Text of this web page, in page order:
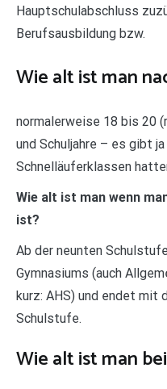
Hauptschulabschluss
Berufsausbildung bzw.
Wie alt ist man
normalerweise 18 bis 20
und Schuljahre – es gibt
Schnelläuferklassen
Wie alt ist man wenn
ist?
Ab der neunten
Gymnasiums (auch
kurz: AHS) und endet mit
Schulstufe.
Wie alt ist man